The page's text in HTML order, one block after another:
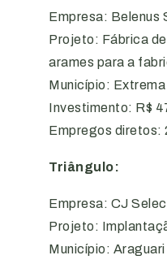
Empresa: Belenus
Projeto: Fábrica
arames para a
Município: Extrema
Investimento: R$
Empregos diretos:
Triângulo:
Empresa: CJ
Projeto:
Município: Araguari